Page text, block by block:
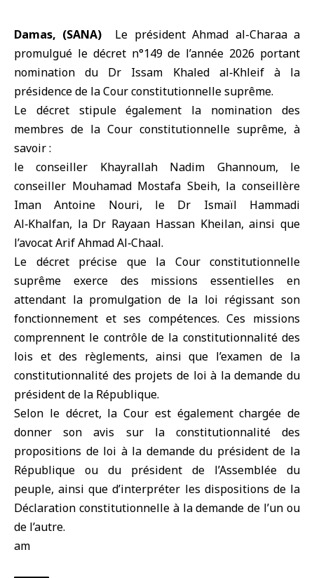
Damas, (SANA) Le président Ahmad al-Charaaa
promulgué le décret n°149 de l’année 2026 portant
nomination du Dr Issam Khaled al‑Khleif à la
présidence de la Cour constitutionnelle suprême.
Le décret stipule également la nomination des
membres de la Cour constitutionnelle suprême, à
savoir :
le conseiller Khayrallah Nadim Ghannoum, le
conseiller Mouhamad Mostafa Sbeih, la conseillère
Iman Antoine Nouri, le Dr Ismaïl Hammadi
Al‑Khalfan, la Dr Rayaan Hassan Kheilan, ainsi que
l’avocat Arif Ahmad Al‑Chaal.
Le décret précise que la Cour constitutionnelle
suprême exerce des missions essentielles en
attendant la promulgation de la loi régissant son
fonctionnement et ses compétences. Ces missions
comprennent le contrôle de la constitutionnalité des
lois et des règlements, ainsi que l’examen de la
constitutionnalité des projets de loi à la demande du
président de la République.
Selon le décret, la Cour est également chargée de
donner son avis sur la constitutionnalité des
propositions de loi à la demande du président de la
République ou du président de l’Assemblée du
peuple, ainsi que d’interpréter les dispositions de la
Déclaration constitutionnelle à la demande de l’un ou
de l’autre.
am